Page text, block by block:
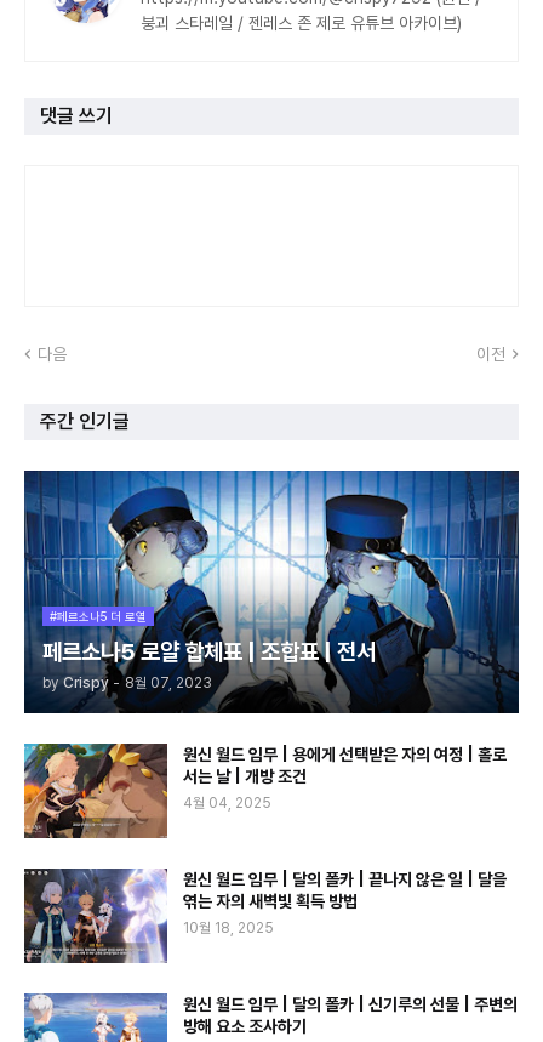
붕괴 스타레일 / 젠레스 존 제로 유튜브 아카이브)
댓글 쓰기
다음 이전
주간 인기글
#페르소나5 더 로열
페르소나5 로얄 합체표 | 조합표 | 전서
by Crispy - 8월 07, 2023
원신 월드 임무 | 용에게 선택받은 자의 여정 | 홀로
서는 날 | 개방 조건
4월 04, 2025
원신 월드 임무 | 달의 폴카 | 끝나지 않은 일 | 달을
엮는 자의 새벽빛 획득 방법
10월 18, 2025
원신 월드 임무 | 달의 폴카 | 신기루의 선물 | 주변의
방해 요소 조사하기